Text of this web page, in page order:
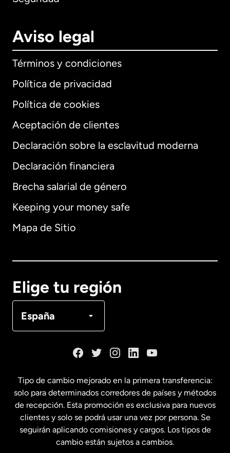
Aviso legal
Términos y condiciones
Política de privacidad
Política de cookies
Aceptación de clientes
Declaración sobre la esclavitud moderna
Declaración financiera
Brecha salarial de género
Keeping your money safe
Mapa de Sitio
Elige tu región
España
Internacional English
Alemania
Français
Estados Unidos English
Estados Unidos Español
Tipo de cambio mejorado en la primera transferencia:
solo para determinados corredores de países y métodos
de recepción. Esta promoción es exclusiva para nuevos
clientes y solo se podrá usar una vez por persona. Se
seguirán aplicando comisiones y cargos. Los tipos de
cambio están sujetos a cambios.